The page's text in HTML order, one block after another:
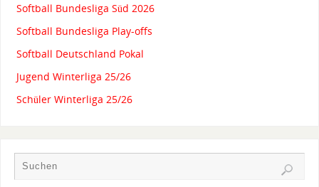
Softball Bundesliga Süd 2026
Softball Bundesliga Play-offs
Softball Deutschland Pokal
Jugend Winterliga 25/26
Schüler Winterliga 25/26